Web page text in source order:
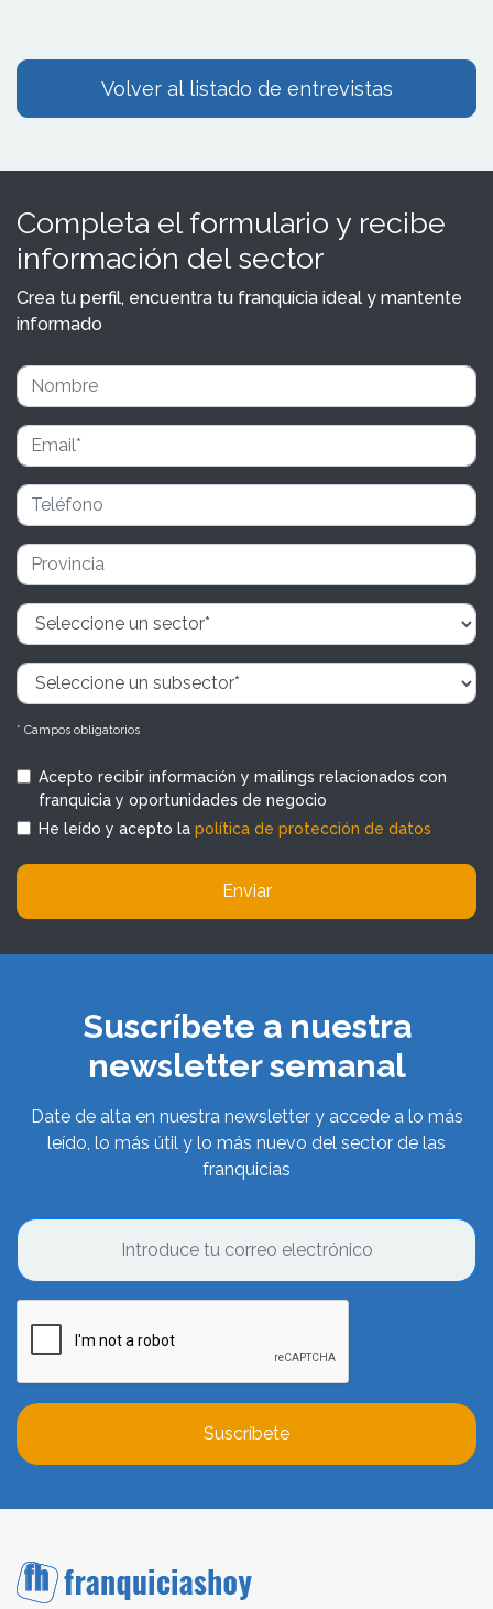
Volver al listado de entrevistas
Completa el formulario y recibe
información del sector
Crea tu perfil, encuentra tu franquicia ideal y mantente
informado
* Campos obligatorios
Acepto recibir información y mailings relacionados con
franquicia y oportunidades de negocio
He leído y acepto la política de protección de datos
Enviar
Suscríbete a nuestra
newsletter semanal
Date de alta en nuestra newsletter y accede a lo más
leído, lo más útil y lo más nuevo del sector de las
franquicias
Suscríbete